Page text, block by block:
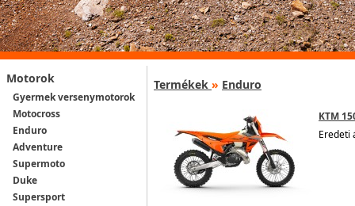
Motorok
Gyermek versenymotorok
Motocross
Enduro
Adventure
Supermoto
Duke
Supersport
Termékek » Enduro
KTM
Eredeti